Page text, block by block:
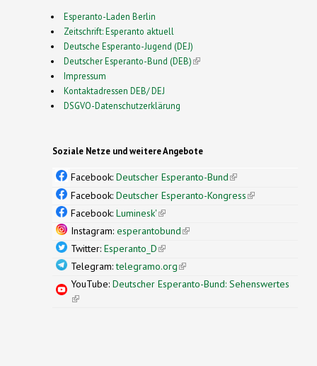
Esperanto-Laden Berlin
Zeitschrift: Esperanto aktuell
Deutsche Esperanto-Jugend (DEJ)
Deutscher Esperanto-Bund (DEB)(link is external)
Impressum
Kontaktadressen DEB/ DEJ
DSGVO-Datenschutzerklärung
Soziale Netze und weitere Angebote
Facebook: Deutscher Esperanto-Bund(link is
external)
Facebook: Deutscher Esperanto-Kongress(link is
Facebook: Luminesk'(link is external)
Instagram: esperantobund(link is external)
Twitter: Esperanto_D(link is external)
Telegram:telegramo.org(link is external)
YouTube: Deutscher Esperanto-Bund: Sehenswertes
(link is external)